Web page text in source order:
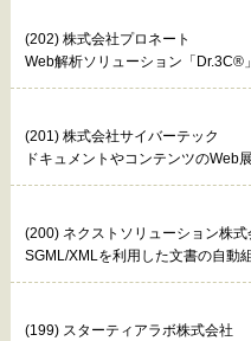
(202) 株式会社プロネート
Web解析ソリューション「Dr.3C®
(201) 株式会社サイバーテック
ドキュメントやコンテンツのWeb
(200) ネクストソリューション株式
SGML/XMLを利用した文書の自動
(199) スターティアラボ株式会社